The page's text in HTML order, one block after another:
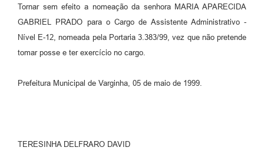
Tornar sem efeito a nomeação da senhora MARIA APARECIDA
GABRIEL PRADO para o Cargo de Assistente Administrativo -
Nível E-12, nomeada pela Portaria 3.383/99, vez que não pretende
tomar posse e ter exercício no cargo.
Prefeitura Municipal de Varginha, 05 de maio de 1999.
TERESINHA DELFRARO DAVID